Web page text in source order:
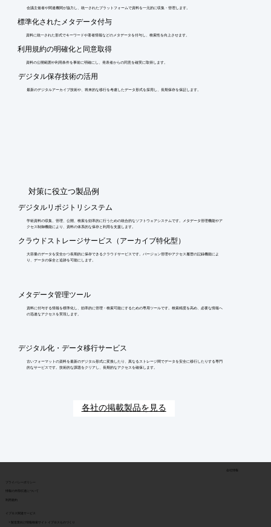
会議主催者や関連機関が協力し、統一されたプラットフォームで資料を一元的に収集・管理します。
標準化されたメタデータ付与
資料に統一された形式でキーワードや著者情報などのメタデータを付与し、検索性を向上させます。
利用規約の明確化と同意取得
資料の公開範囲や利用条件を事前に明確にし、発表者からの同意を確実に取得します。
デジタル保存技術の活用
最新のデジタルアーカイブ技術や、将来的な移行を考慮したデータ形式を採用し、長期保存を保証します。
​対策に役立つ製品例
デジタルリポジトリシステム
学術資料の収集、管理、公開、検索を効率的に行うための統合的なソフトウェアシステムです。メタデータ管理機能やア
クセス制御機能により、資料の体系的な保存と利用を支援します。
クラウドストレージサービス（アーカイブ特化型）
大容量のデータを安全かつ長期的に保存できるクラウドサービスです。バージョン管理やアクセス履歴の記録機能によ
り、データの保全と追跡を可能にします。
メタデータ管理ツール
資料に付与する情報を標準化し、効率的に管理・検索可能にするための専用ツールです。検索精度を高め、必要な情報へ
の迅速なアクセスを実現します。
デジタル化・データ移行サービス
古いフォーマットの資料を最新のデジタル形式に変換したり、異なるストレージ間でデータを安全に移行したりする専門
的なサービスです。技術的な課題をクリアし、長期的なアクセスを確保します。
各社の掲載製品を見る
​プライバシーポリシー
​情報の外部伝達について
利用規約
会社情報
イプロス関連サービス
> 製造業向け情報検索サイト イプロスものづくり